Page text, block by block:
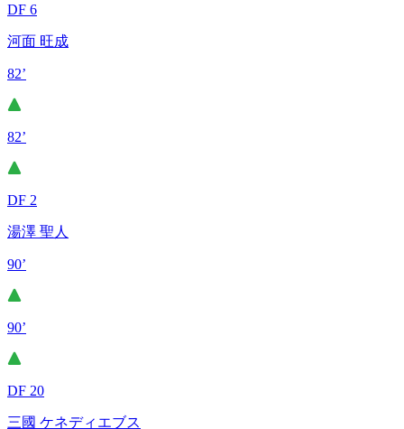
DF 6
河面 旺成
82’
82’
DF 2
湯澤 聖人
90’
90’
DF 20
三國 ケネディエブス